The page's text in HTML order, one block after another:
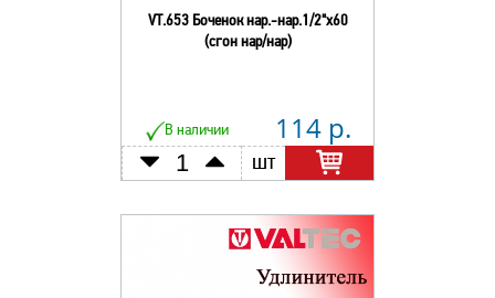
VT.653 Боченок нар.-нар.1/2"х60
(сгон нар/нар)
В наличии 114 р.
шт